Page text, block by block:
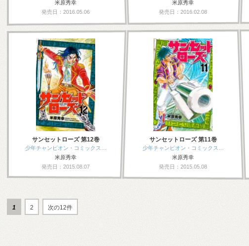
米原秀幸
発売日：2016.05.06
米原秀幸
発売日：2016.02.08
サンセットローズ 第12巻
少年チャンピオン・コミックス…
米原秀幸
発売日：2015.08.07
サンセットローズ 第11巻
少年チャンピオン・コミックス…
米原秀幸
発売日：2015.05.08
1 2 次の12件